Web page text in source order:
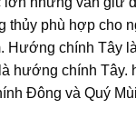
thủy phù hợp cho
Hướng chính Tây
hướng chính Tây.
Đông và Quý